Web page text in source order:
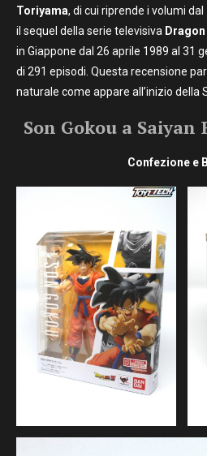
Toriyama, di cui riprende i volumi
il sequel della serie televisiva Dragon
in Giappone dal 26 aprile 1989 al 31
di 291 episodi. Questa recensione
naturale come appare all’inizio della
Son Gokou a Saiyan
Confezione e